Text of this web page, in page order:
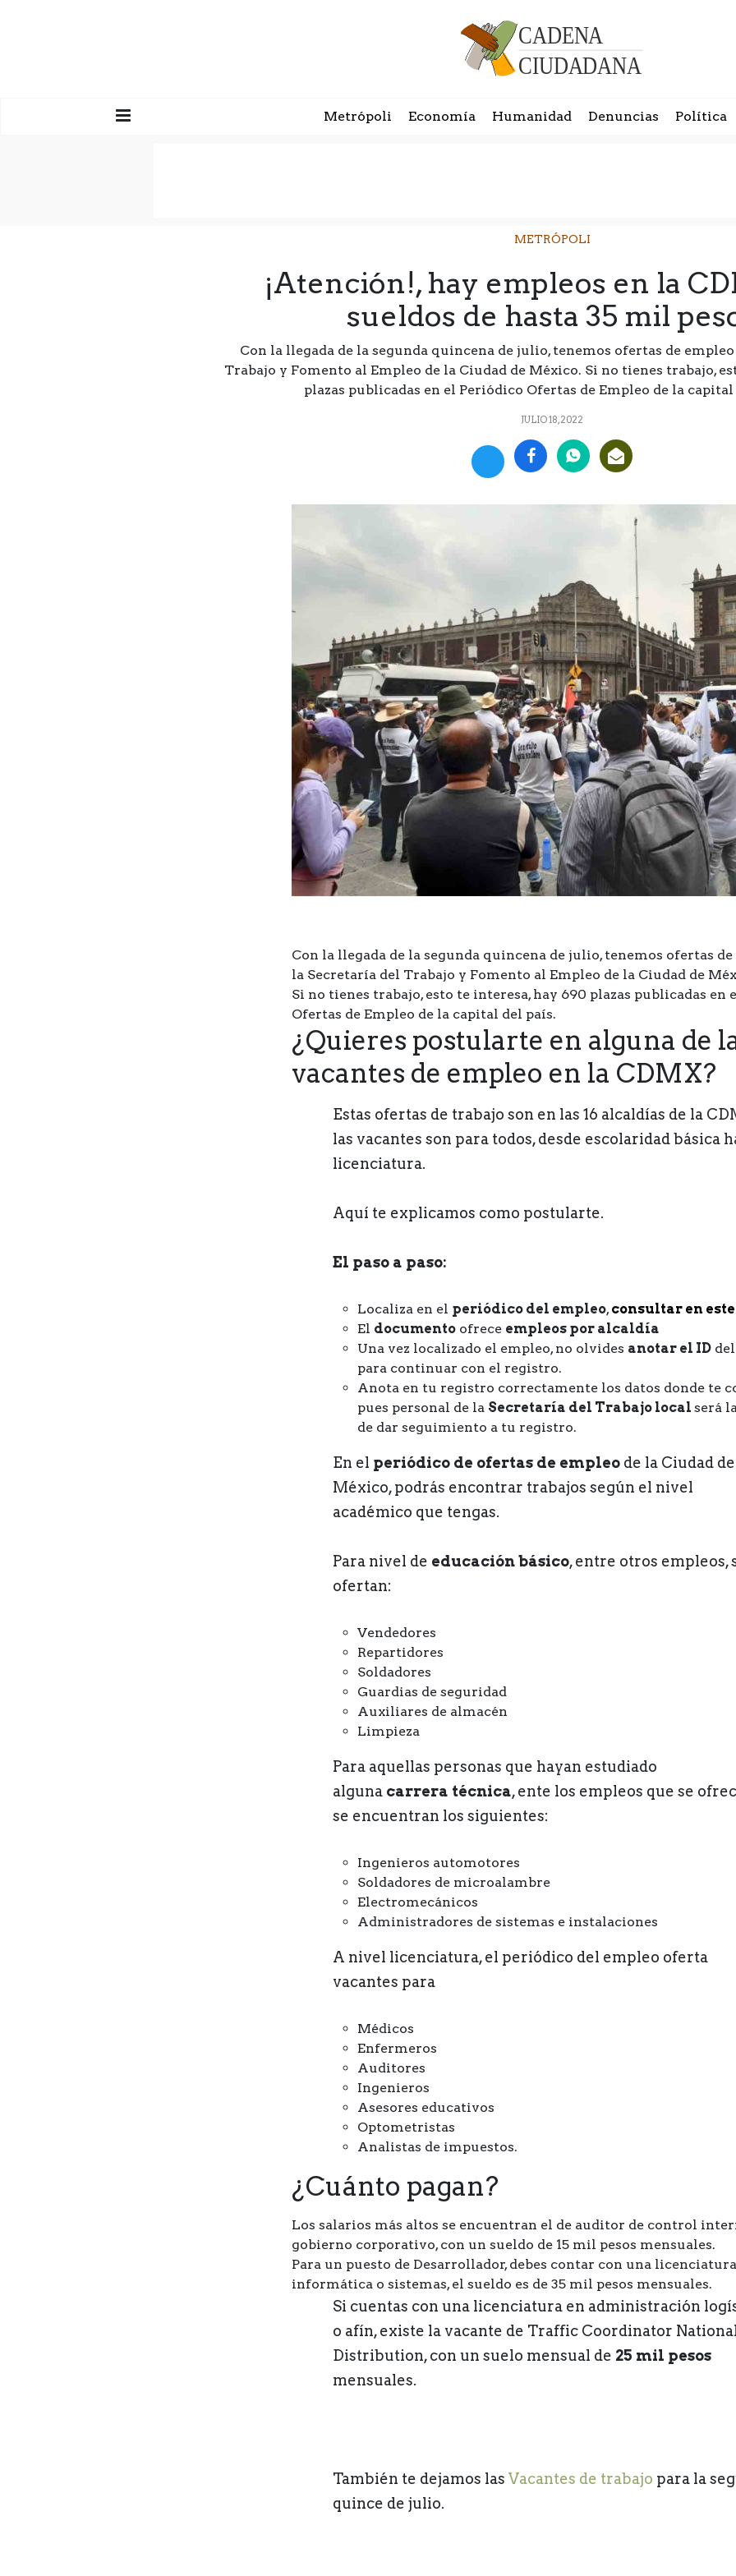
Metrópoli Economía Humanidad Denuncias Política
METRÓPOLI
¡Atención!, hay empleos en la
sueldos de hasta 35 mil
Con la llegada de la segunda quincena de julio, tenemos ofertas de
Trabajo y Fomento al Empleo de la Ciudad de México. Si no tienes trabajo,
plazas publicadas en el Periódico Ofertas de Empleo de la capital
JULIO 18, 2022
Con la llegada de la segunda quincena de julio, tenemos ofertas de
la Secretaría del Trabajo y Fomento al Empleo de la Ciudad de
Si no tienes trabajo, esto te interesa, hay 690 plazas publicadas en
Ofertas de Empleo de la capital del país.
¿Quieres postularte en alguna de
vacantes de empleo en la CDMX?
Estas ofertas de trabajo son en las 16 alcaldías de la
las vacantes son para todos, desde escolaridad básica
licenciatura.
Aquí te explicamos como postularte.
El paso a paso:
Localiza en el periódico del empleo,consultar en
El documentoofrece empleos por alcaldía
Una vez localizado el empleo, no olvides anotar el IDdel
para continuar con el registro.
Anota en tu registro correctamente los datos donde te
pues personal de la Secretaría del Trabajo local será
de dar seguimiento a tu registro.
En el periódico de ofertas de empleode la Ciudad de
México, podrás encontrar trabajos según el nivel
académico que tengas.
Para nivel de educación básico, entre otros empleos,
ofertan:
Vendedores
Repartidores
Soldadores
Guardias de seguridad
Auxiliares de almacén
Limpieza
Para aquellas personas que hayan estudiado
alguna carrera técnica, ente los empleos que se
se encuentran los siguientes:
Ingenieros automotores
Soldadores de microalambre
Electromecánicos
Administradores de sistemas e instalaciones
A nivel licenciatura, el periódico del empleo oferta
vacantes para
Médicos
Enfermeros
Auditores
Ingenieros
Asesores educativos
Optometristas
Analistas de impuestos.
¿Cuánto pagan?
Los salarios más altos se encuentran el de auditor de control
gobierno corporativo, con un sueldo de 15 mil pesos mensuales.
Para un puesto de Desarrollador, debes contar con una
informática o sistemas, el sueldo es de 35 mil pesos mensuales.
Si cuentas con una licenciatura en administración
o afín, existe la vacante de Traffic Coordinator
Distribution, con un suelo mensual de 25 mil pesos
mensuales.
También te dejamos las Vacantes de trabajo para la
quince de julio.